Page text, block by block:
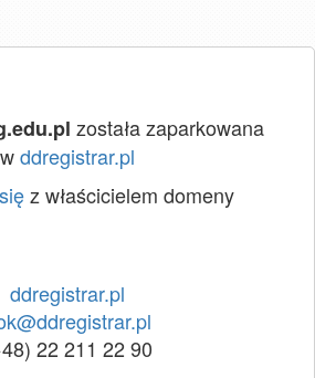
została zaparkowana
wddregistrar.pl
z właścicielem domeny
ddregistrar.pl
22 211 22 90